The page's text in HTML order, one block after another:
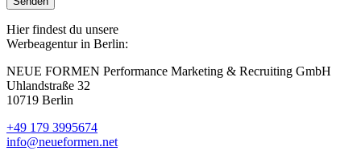
Hier findest du unsere
Werbeagentur in Berlin:
NEUE FORMEN Performance Marketing & Recruiting GmbH
Uhlandstraße 32
10719 Berlin
+49 179 3995674
info@neueformen.net